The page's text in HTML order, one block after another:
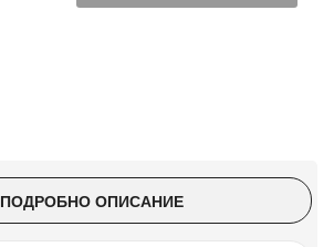
ПОДРОБНО ОПИСАНИЕ